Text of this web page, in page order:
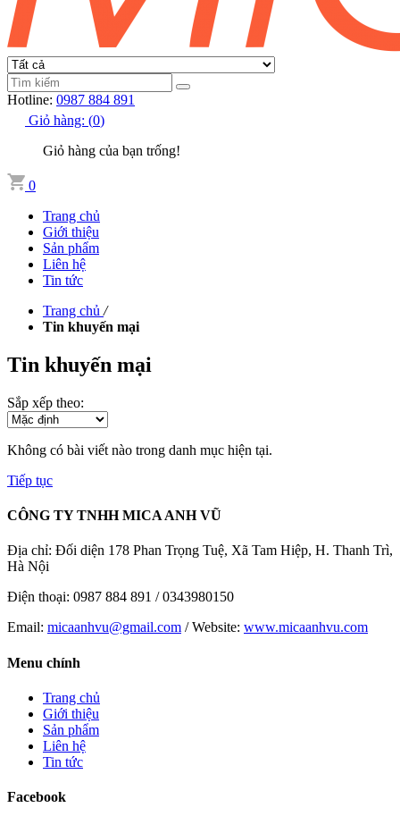
Hotline: 0987 884 891
Giỏ hàng: (0)
Giỏ hàng của bạn trống!
0
Trang chủ
Giới thiệu
Sản phẩm
Liên hệ
Tin tức
Trang chủ /
Tin khuyến mại
Tin khuyến mại
Sắp xếp theo:
Không có bài viết nào trong danh mục hiện tại.
Tiếp tục
CÔNG TY TNHH MICA ANH VŨ
Địa chỉ: Đối diện 178 Phan Trọng Tuệ, Xã Tam Hiệp, H. Thanh Trì,
Hà Nội
Điện thoại: 0987 884 891 / 0343980150
Email: micaanhvu@gmail.com / Website: www.micaanhvu.com
Menu chính
Trang chủ
Giới thiệu
Sản phẩm
Liên hệ
Tin tức
Facebook